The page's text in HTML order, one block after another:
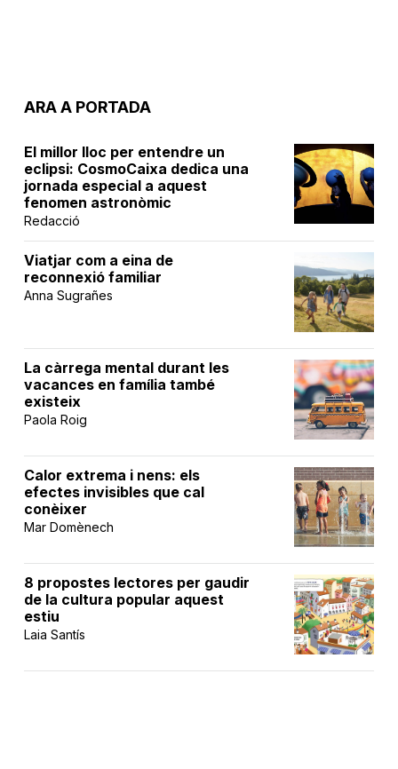
ARA A PORTADA
El millor lloc per entendre un
eclipsi: CosmoCaixa dedica una
jornada especial a aquest
fenomen astronòmic
Redacció
Viatjar com a eina de
reconnexió familiar
Anna Sugrañes
La càrrega mental durant les
vacances en família també
existeix
Paola Roig
Calor extrema i nens: els
efectes invisibles que cal
conèixer
Mar Domènech
8 propostes lectores per gaudir
de la cultura popular aquest
estiu
Laia Santís